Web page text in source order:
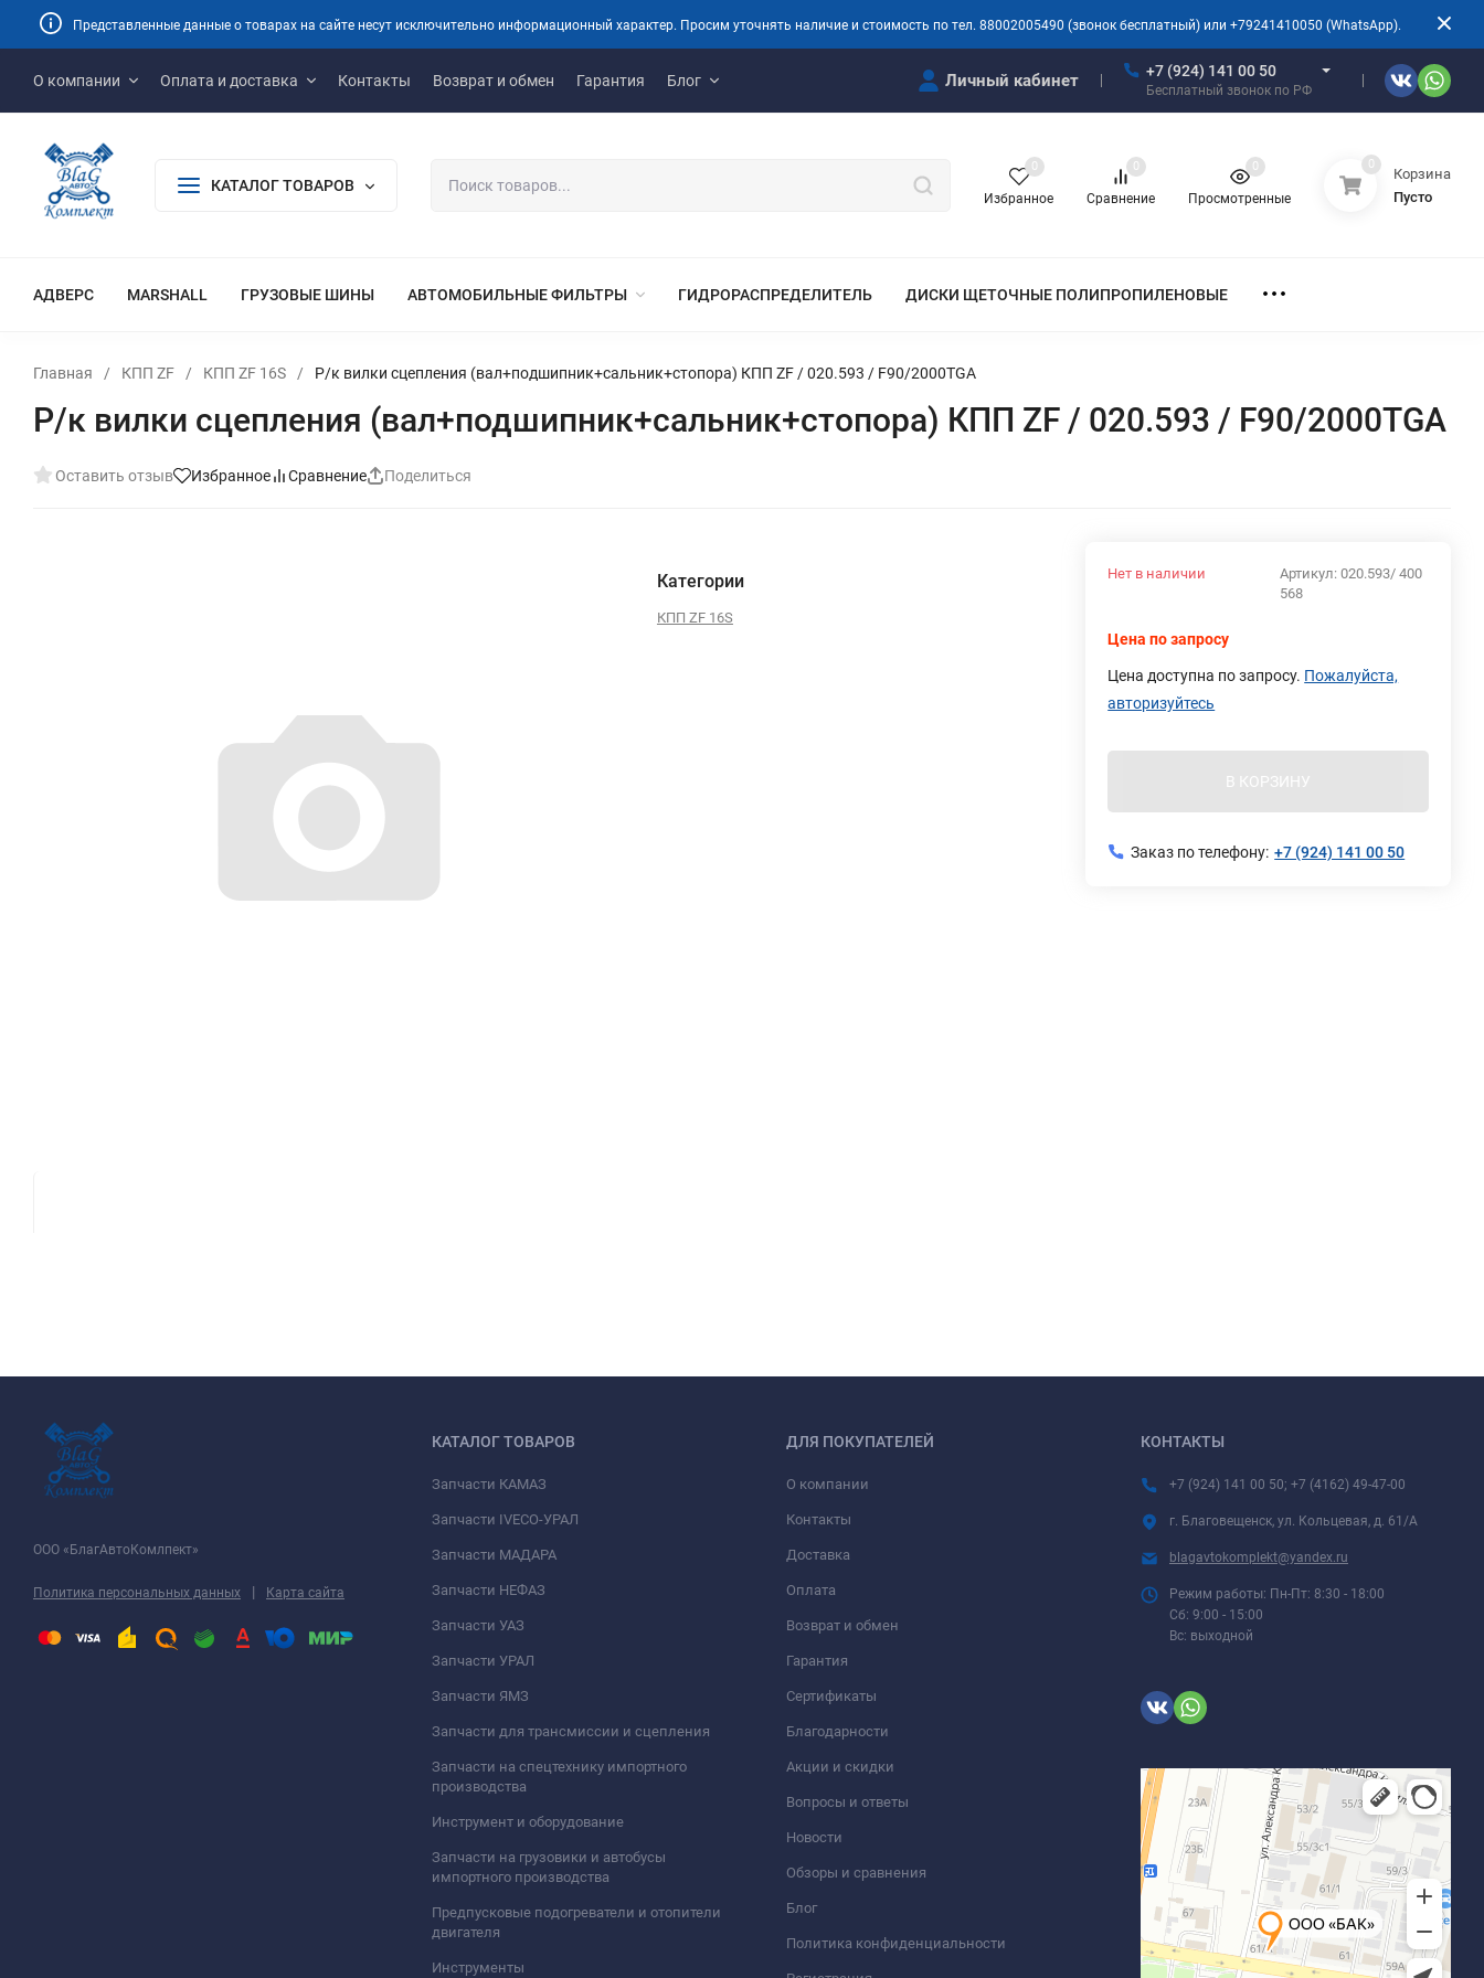
Представленные данные о товарах на сайте несут исключительно информационный характер. Просим уточнять наличие и стоимость по тел. 88002005490 (звонок бесплатный) или +79241410050 (WhatsApp).
О компании Оплата и доставка Контакты Возврат и обмен Гарантия Блог Личный кабинет +7 (924) 141 00 50
Бесплатный звонок по РФ
КАТАЛОГ ТОВАРОВ
Избранное
0
Сравнение
0
Просмотренные
0 0
Корзина
Пусто
АДВЕРС MARSHALL ГРУЗОВЫЕ ШИНЫ АВТОМОБИЛЬНЫЕ ФИЛЬТРЫ ГИДРОРАСПРЕДЕЛИТЕЛЬ ДИСКИ ЩЕТОЧНЫЕ ПОЛИПРОПИЛЕНОВЫЕ
Главная / КПП ZF / КПП ZF 16S / Р/к вилки сцепления (вал+подшипник+сальник+стопора) КПП ZF / 020.593 / F90/2000TGA
Р/к вилки сцепления (вал+подшипник+сальник+стопора) КПП ZF / 020.593 / F90/2000TGA
Оставить отзыв Избранное Сравнение Поделиться
Категории
КПП ZF 16S
Артикул: 020.593/ 400
568
Нет в наличии
Цена по запросу
Цена доступна по запросу. Пожалуйста,
авторизуйтесь
В КОРЗИНУ
Заказ по телефону: +7 (924) 141 00 50
ООО «БлагАвтоКомлпект»
Политика персональных данных | Карта сайта
КАТАЛОГ ТОВАРОВ
Запчасти КАМАЗ
Запчасти IVECO-УРАЛ
Запчасти МАДАРА
Запчасти НЕФАЗ
Запчасти УАЗ
Запчасти УРАЛ
Запчасти ЯМЗ
Запчасти для трансмиссии и сцепления
Запчасти на спецтехнику импортного
производства
Инструмент и оборудование
Запчасти на грузовики и автобусы
импортного производства
Предпусковые подогреватели и отопители
двигателя
Инструменты
ДЛЯ ПОКУПАТЕЛЕЙ
О компании
Контакты
Доставка
Оплата
Возврат и обмен
Гарантия
Сертификаты
Благодарности
Акции и скидки
Вопросы и ответы
Новости
Обзоры и сравнения
Блог
Политика конфиденциальности
КОНТАКТЫ
+7 (924) 141 00 50; +7 (4162) 49-47-00
г. Благовещенск, ул. Кольцевая, д. 61/А
blagavtokomplekt@yandex.ru
Режим работы: Пн-Пт: 8:30 - 18:00
Сб: 9:00 - 15:00
Вс: выходной